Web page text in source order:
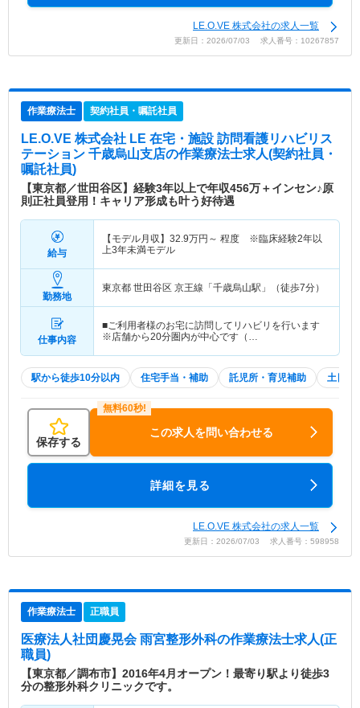
LE.O.VE 株式会社の求人一覧
更新日：2026/07/03 求人番号：10267857
作業療法士 契約社員・嘱託社員
LE.O.VE 株式会社 LE 在宅・施設 訪問看護リハビリス
テーション 千歳烏山支店の作業療法士求人(契約社員・
嘱託社員)
【東京都／世田谷区】経験3年以上で年収456万＋インセン♪原
則正社員登用！キャリア形成も叶う好待遇
給与
【モデル月収】 32.9万円～ 程度 ※臨床経験2年以
上3年未満モデル
勤務地
東京都 世田谷区 京王線「千歳烏山駅」（徒歩7分）
仕事内容
■ご利用者様のお宅に訪問してリハビリを行います
※店舗から20分圏内が中心です（…
駅から徒歩10分以内 住宅手当・補助 託児所・育児補助 土日祝
保存する
この求人を問い合わせる
詳細を見る
LE.O.VE 株式会社の求人一覧
更新日：2026/07/03 求人番号：598958
作業療法士 正職員
医療法人社団慶晃会 雨宮整形外科の作業療法士求人(正
職員)
【東京都／調布市】2016年4月オープン！最寄り駅より徒歩3
分の整形外科クリニックです。